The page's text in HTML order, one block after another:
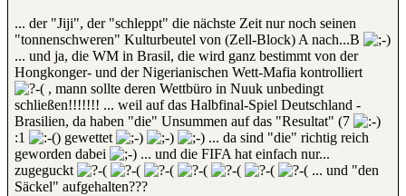
... der "Jiji", der "schleppt" die nächste Zeit nur noch seinen
"tonnenschweren" Kulturbeutel von (Zell-Block) A nach...B
... und ja, die WM in Brasil, die wird ganz bestimmt von der
Hongkonger- und der Nigerianischen Wett-Mafia kontrolliert
, mann sollte deren Wettbüro in Nuuk unbedingt
schließen!!!!!!! ... weil auf das Halbfinal-Spiel Deutschland -
Brasilien, da haben "die" Unsummen auf das "Resultat" (7
:1
) gewettet
... da sind "die" richtig reich
geworden dabei
... und die FIFA hat einfach nur...
zugeguckt
... und "den
Säckel" aufgehalten???